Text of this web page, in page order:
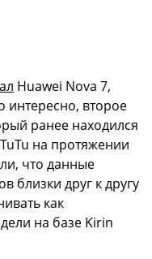
Huawei Nova 7,
интересно, второе
ранее находился
на протяжении
что данные
близки друг к другу
как
на базе Kirin